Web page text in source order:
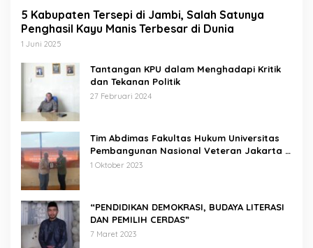
5 Kabupaten Tersepi di Jambi, Salah Satunya
Penghasil Kayu Manis Terbesar di Dunia
1 Juni 2025
Tantangan KPU dalam Menghadapi Kritik
dan Tekanan Politik
27 Februari 2024
Tim Abdimas Fakultas Hukum Universitas
Pembangunan Nasional Veteran Jakarta
Melakukan Pendampingan dan
1 Oktober 2023
“PENDIDIKAN DEMOKRASI, BUDAYA LITERASI
DAN PEMILIH CERDAS”
7 Maret 2023